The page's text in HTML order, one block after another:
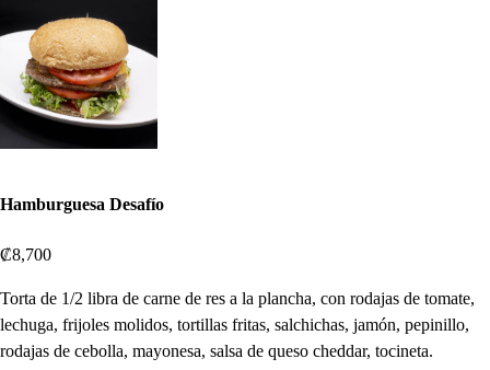
Hamburguesa Desafío
₡8,700
Torta de 1/2 libra de carne de res a la plancha, con rodajas de tomate,
lechuga, frijoles molidos, tortillas fritas, salchichas, jamón, pepinillo,
rodajas de cebolla, mayonesa, salsa de queso cheddar, tocineta.